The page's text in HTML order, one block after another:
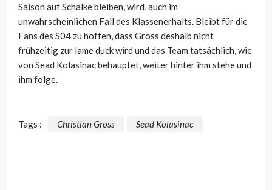
Saison auf Schalke bleiben, wird, auch im
unwahrscheinlichen Fall des Klassenerhalts. Bleibt für die
Fans des S04 zu hoffen, dass Gross deshalb nicht
frühzeitig zur lame duck wird und das Team tatsächlich, wie
von Sead Kolasinac behauptet, weiter hinter ihm stehe und
ihm folge.
Tags : Christian Gross Sead Kolasinac